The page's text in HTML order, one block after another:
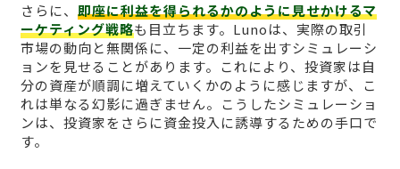
さらに、 即座に利益を得られるかのように見せかけるマ
ーケティング戦略も目立ちます。Lunoは、実際の取引
市場の動向と無関係に、一定の利益を出すシミュレーシ
ョンを見せることがあります。これにより、投資家は自
分の資産が順調に増えていくかのように感じますが、こ
れは単なる幻影に過ぎません。こうしたシミュレーショ
ンは、投資家をさらに資金投入に誘導するための手口で
す。